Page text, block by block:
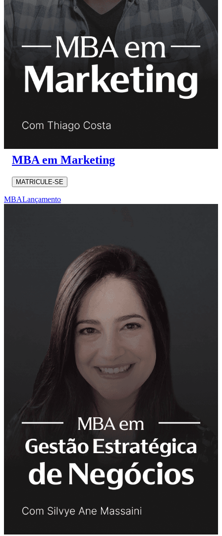
MBA em Marketing
MATRICULE-SE
MBALançamento